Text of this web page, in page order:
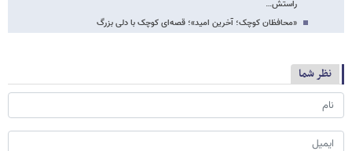
راستش…
«محافظان کوچک؛ آخرین امید»؛ قصه‌ای کوچک با دلی بزرگ
نظر شما